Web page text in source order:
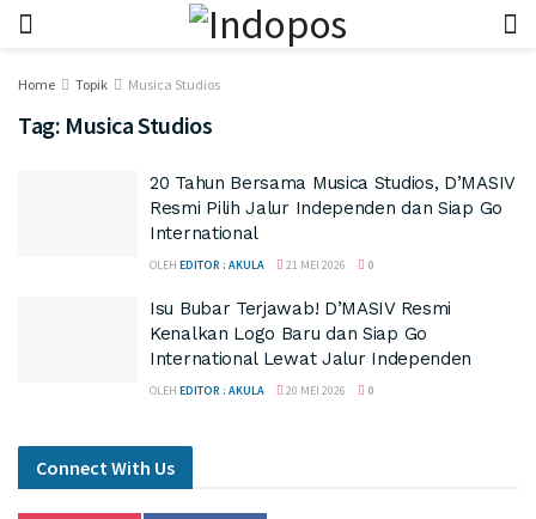
Home Topik Musica Studios
Tag: Musica Studios
20 Tahun Bersama Musica Studios, D’MASIV
Resmi Pilih Jalur Independen dan Siap Go
International
OLEH EDITOR : AKULA 21 MEI 2026 0
Isu Bubar Terjawab! D’MASIV Resmi
Kenalkan Logo Baru dan Siap Go
International Lewat Jalur Independen
OLEH EDITOR : AKULA 20 MEI 2026 0
Connect With Us